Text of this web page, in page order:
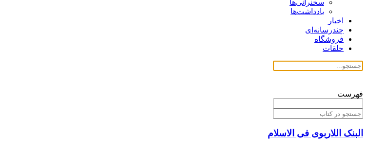
سخنرانی‌ها
یادداشت‌ها
اخبار
چندرسانه‌ای
فروشگاه
حلقات
فهرست
البنک اللاربوی فی الاسلام